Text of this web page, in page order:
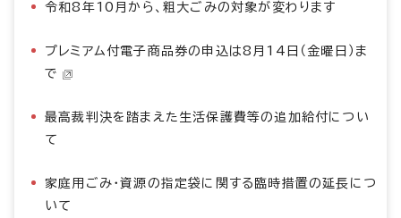
令和8年10月から、粗大ごみの対象が変わります
プレミアム付電子商品券の申込は8月14日（金曜日）ま
で
最高裁判決を踏まえた生活保護費等の追加給付につい
て
家庭用ごみ・資源の指定袋に関する臨時措置の延長につ
いて